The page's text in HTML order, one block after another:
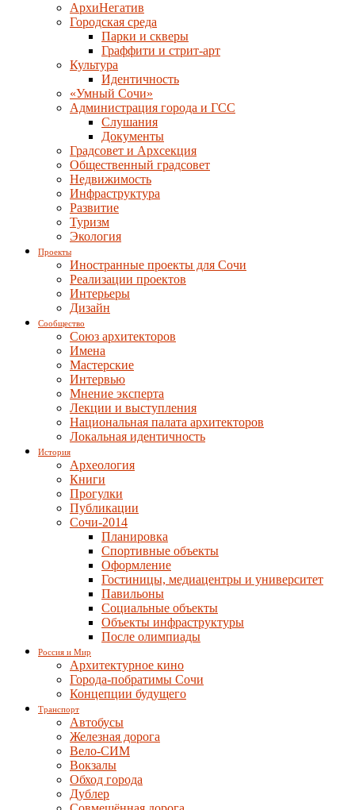
АрхиНегатив
Городская среда
Парки и скверы
Граффити и стрит-арт
Культура
Идентичность
«Умный Сочи»
Администрация города и ГСС
Слушания
Документы
Градсовет и Архсекция
Общественный градсовет
Недвижимость
Инфраструктура
Развитие
Туризм
Экология
Проекты
Иностранные проекты для Сочи
Реализации проектов
Интерьеры
Дизайн
Сообщество
Союз архитекторов
Имена
Мастерские
Интервью
Мнение эксперта
Лекции и выступления
Национальная палата архитекторов
Локальная идентичность
История
Археология
Книги
Прогулки
Публикации
Сочи-2014
Планировка
Спортивные объекты
Оформление
Гостиницы, медиацентры и университет
Павильоны
Социальные объекты
Объекты инфраструктуры
После олимпиады
Россия и Мир
Архитектурное кино
Города-побратимы Сочи
Концепции будущего
Транспорт
Автобусы
Железная дорога
Вело-СИМ
Вокзалы
Обход города
Дублер